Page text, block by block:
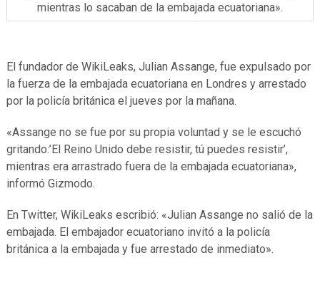
mientras lo sacaban de la embajada ecuatoriana».
El fundador de WikiLeaks, Julian Assange, fue expulsado por
la fuerza de la embajada ecuatoriana en Londres y arrestado
por la policía británica el jueves por la mañana.
«Assange no se fue por su propia voluntad y se le escuchó
gritando:’El Reino Unido debe resistir, tú puedes resistir’,
mientras era arrastrado fuera de la embajada ecuatoriana»,
informó Gizmodo.
En Twitter, WikiLeaks escribió: «Julian Assange no salió de la
embajada. El embajador ecuatoriano invitó a la policía
británica a la embajada y fue arrestado de inmediato».